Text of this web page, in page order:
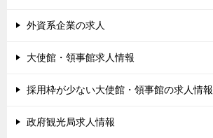
外資系企業の求人
大使館・領事館求人情報
採用枠が少ない大使館・領事館の求人情報
政府観光局求人情報